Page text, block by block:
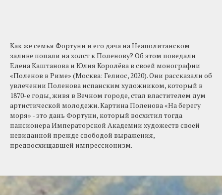
​Как же семья Фортуни и его дача на Неаполитанском
заливе попали на холст к Поленову? Об этом поведали
Елена Каштанова и Юлия Королёва в своей монографии
«Поленов в Риме» (Москва: Гелиос, 2020). Они рассказали об
увлечении Поленова испанским художником, который в
1870-е годы, живя в Вечном городе, стал властителем дум
артистической молодежи. Картина Поленова «На берегу
моря» - это дань Фортуни, который восхитил тогда
пансионера Императорской Академии художеств своей
невиданной прежде свободой выражения,
предвосхищавшей импрессионизм.